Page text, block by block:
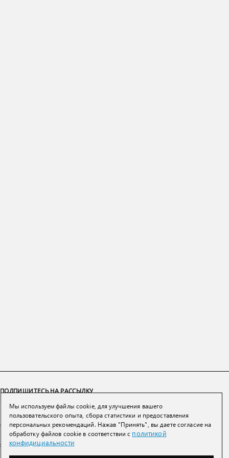
ПОДПИШИТЕСЬ НА РАССЫЛКУ
ПОДПИСАТЬСЯ
Нажимая на кнопку вы соглашаетесь сполитикой конфиденциальности и
обработки персональных данных
Мы используем файлы cookie, для улучшения вашего
пользовательского опыта, сбора статистики и предоставления
персональных рекомендаций. Нажав "Принять", вы даете согласие на
обработку файлов cookie в соответствии с политикой
конфидициальности